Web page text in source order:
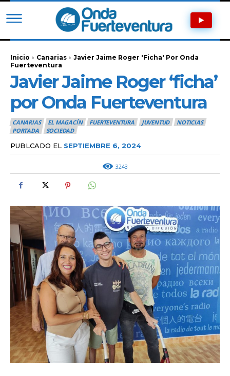
Inicio Canarias
Javier Jaime Roger 'ficha' Por Onda
Fuerteventura
Javier Jaime Roger ‘ficha’
por Onda Fuerteventura
CANARIAS EL MAGACÍN FUERTEVENTURA JUVENTUD
NOTICIAS
PORTADA
SOCIEDAD
PUBLCADO EL SEPTIEMBRE 6, 2024
3243